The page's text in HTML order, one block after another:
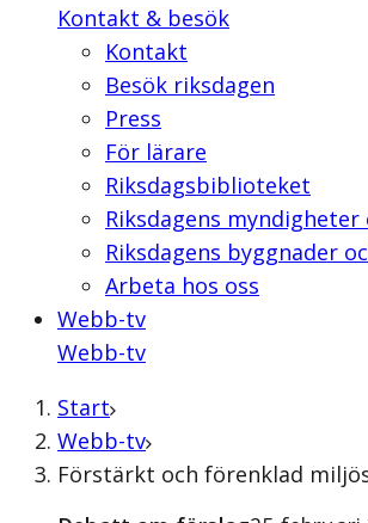
Kontakt & besök
Kontakt
Besök riksdagen
Press
För lärare
Riksdagsbiblioteket
Riksdagens
Riksdagens byggnader
Arbeta hos oss
Webb-tv
Webb-tv
Start
Webb-tv
Förstärkt och förenklad